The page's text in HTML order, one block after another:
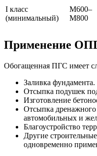
I класс
(минимальный)
М600–
М800
Применение
Обогащенная ПГС имеет
Заливка фундамента.
Отсыпка подушек
Изготовление
Отсыпка дренажного
автомобильных и
Благоустройство
Другие
одновременно